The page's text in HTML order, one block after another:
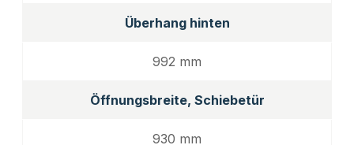
Überhang hinten
992 mm
Öffnungsbreite, Schiebetür
930 mm